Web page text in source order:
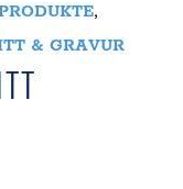
,
& GRAVUR